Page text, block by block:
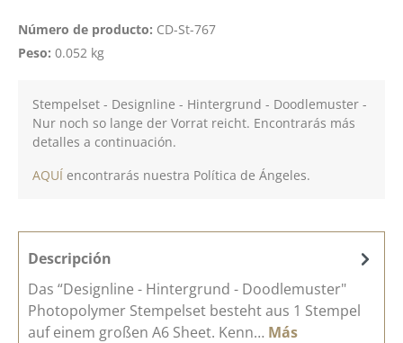
Número de producto: CD-St-767
Peso: 0.052 kg
Stempelset - Designline - Hintergrund - Doodlemuster -
Nur noch so lange der Vorrat reicht. Encontrarás más
detalles a continuación.
AQUÍ encontrarás nuestra Política de Ángeles.
Descripción
Das “Designline - Hintergrund - Doodlemuster"
Photopolymer Stempelset besteht aus 1 Stempel
auf einem großen A6 Sheet. Kenn… Más